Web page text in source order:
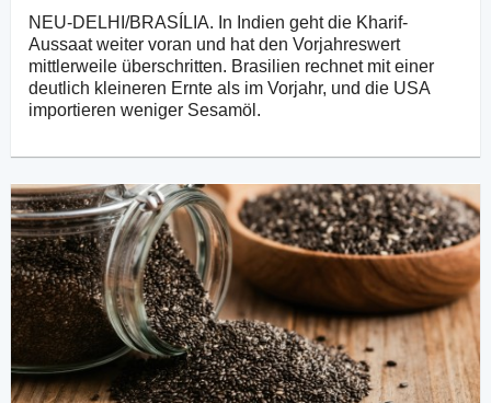
NEU-DELHI/BRASÍLIA. In Indien geht die Kharif-
Aussaat weiter voran und hat den Vorjahreswert
mittlerweile überschritten. Brasilien rechnet mit einer
deutlich kleineren Ernte als im Vorjahr, und die USA
importieren weniger Sesamöl.